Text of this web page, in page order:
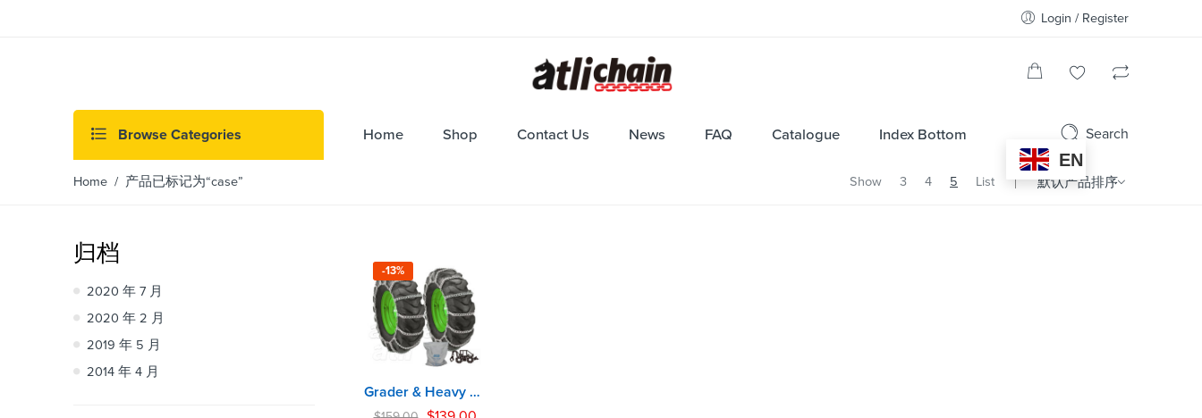
Login / Register
Browse Categories Home Shop Contact Us News FAQ Catalogue Index Bottom
EN
Search
Home / 产品已标记为“case” Show 3 4 5 List
-13%
Grader & Heavy Equipment Tire Chains
归档
2020 年 7 月
2020 年 2 月
2019 年 5 月
2014 年 4 月